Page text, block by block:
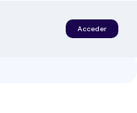
Acceder